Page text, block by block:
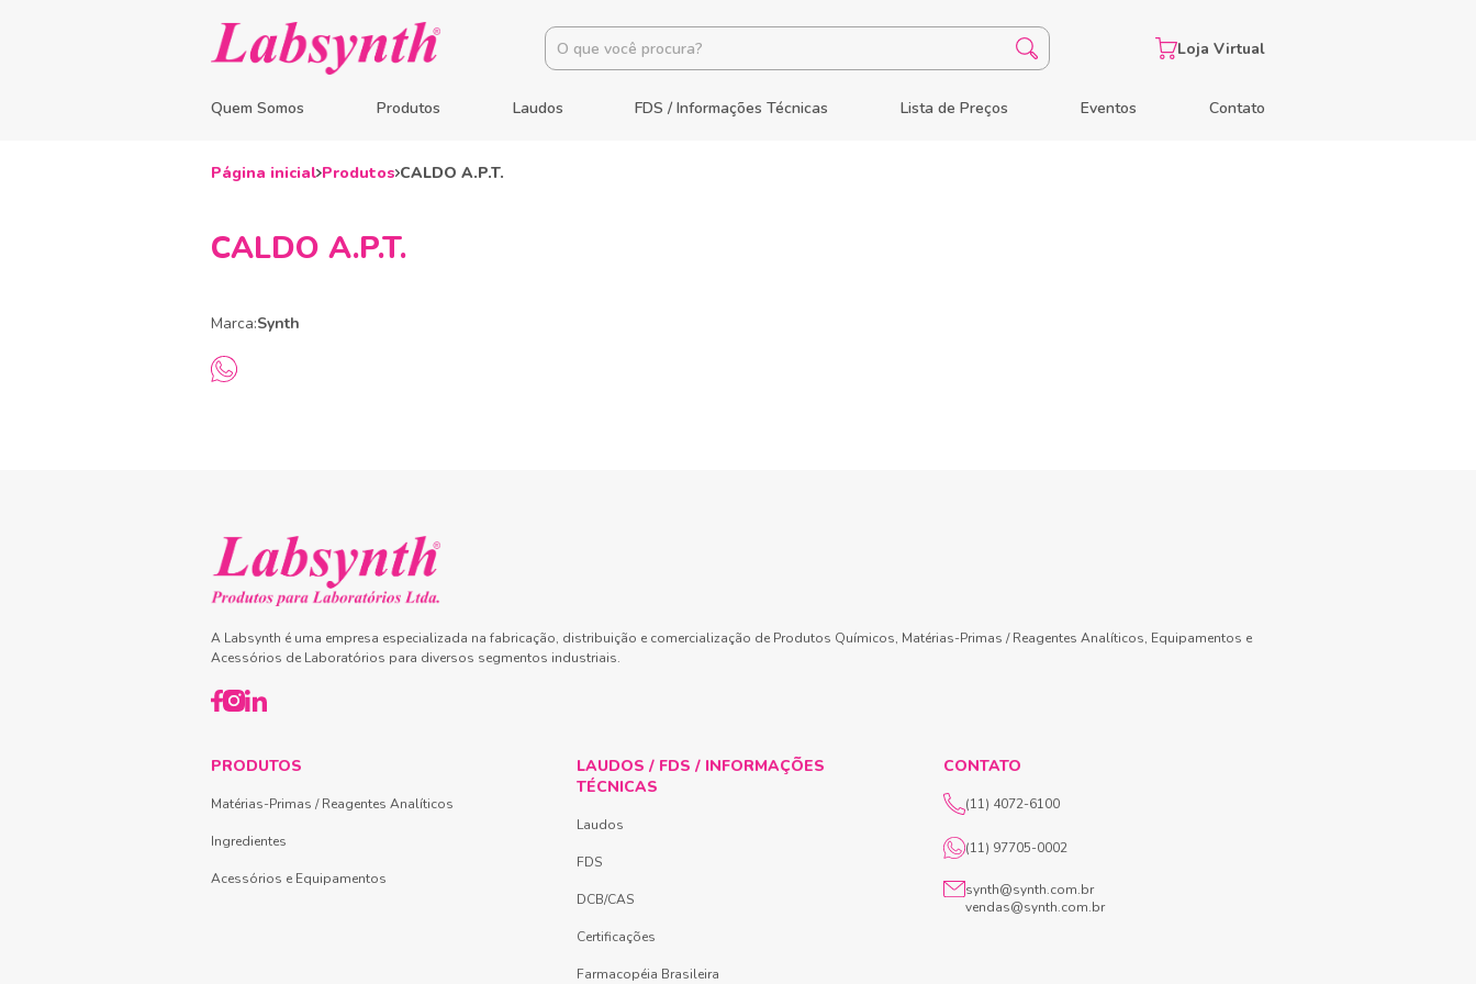
Quem Somos Produtos Laudos FDS / Informações Técnicas Lista de Preços Eventos Contato
Loja Virtual
Página inicial Produtos CALDO A.P.T.
CALDO A.P.T.
Marca:Synth
A Labsynth é uma empresa especializada na fabricação, distribuição e comercialização de Produtos Químicos, Matérias-Primas / Reagentes Analíticos, Equipamentos e
Acessórios de Laboratórios para diversos segmentos industriais.
PRODUTOS
Matérias-Primas / Reagentes Analíticos
Ingredientes
Acessórios e Equipamentos
LAUDOS / FDS / INFORMAÇÕES
TÉCNICAS
Laudos
FDS
DCB/CAS
Certificações
Farmacopéia Brasileira
CONTATO
(11) 4072-6100
(11) 97705-0002
synth@synth.com.br
vendas@synth.com.br